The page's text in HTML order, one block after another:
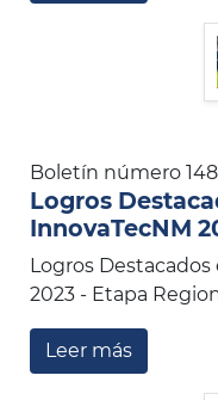
Boletín número
Logros
InnovaTecNM
Logros
2023 - Etapa
Leer más